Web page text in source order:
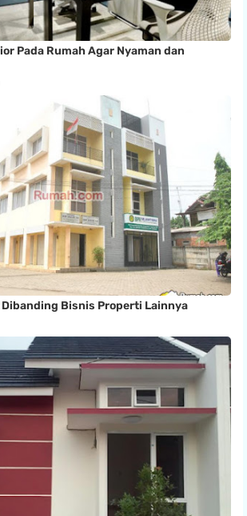
Pada Rumah Agar Nyaman dan
Dibanding Bisnis Properti Lainnya